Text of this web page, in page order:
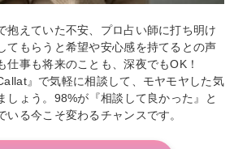
抱えていた不安、プロ占い師に打ち明け
てもらうと希望や安心感を持てるとの声
仕事も将来のことも、深夜でもOK！
』で気軽に相談して、モヤモヤした気
しょう。98%が『相談して良かった』と
る今こそ変わるチャンスです。